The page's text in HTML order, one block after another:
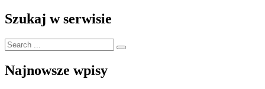
Szukaj w serwisie
Search
for:
Najnowsze wpisy